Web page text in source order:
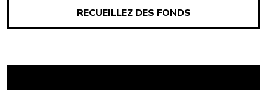
RECUEILLEZ DES FONDS